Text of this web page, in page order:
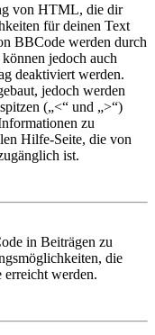
von HTML, die dir
für deinen Text
BBCode werden durch
jedoch auch
deaktiviert werden.
jedoch werden
(„<“ und „>“)
zu
Hilfe-Seite, die von
ist.
in Beiträgen zu
die
werden.